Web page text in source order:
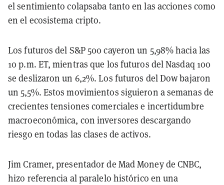
el sentimiento colapsaba tanto en las acciones como
en el ecosistema cripto.
Los futuros del S&P 500 cayeron un 5,98% hacia las
10 p.m. ET, mientras que los futuros del Nasdaq 100
se deslizaron un 6,2%. Los futuros del Dow bajaron
un 5,5%. Estos movimientos siguieron a semanas de
crecientes tensiones comerciales e incertidumbre
macroeconómica, con inversores descargando
riesgo en todas las clases de activos.
Jim Cramer, presentador de Mad Money de CNBC,
hizo referencia al paralelo histórico en una